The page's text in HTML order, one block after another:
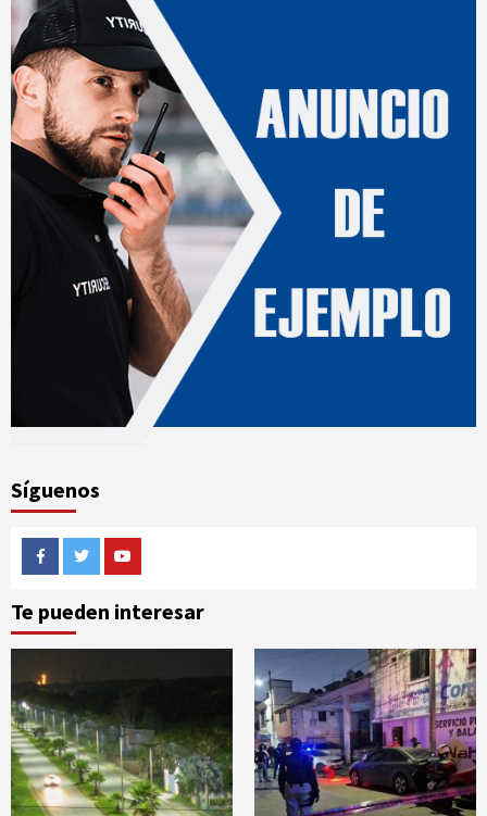
Síguenos
FacebookTwitterYoutube
Te pueden interesar